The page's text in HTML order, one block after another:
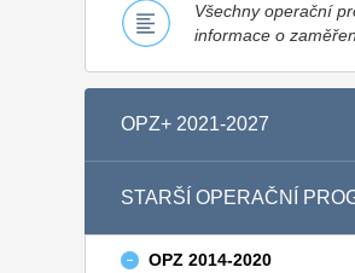
Všechny operační
informace o
OPZ+ 2021-2027
STARŠÍ OPERAČNÍ
OPZ 2014-2020